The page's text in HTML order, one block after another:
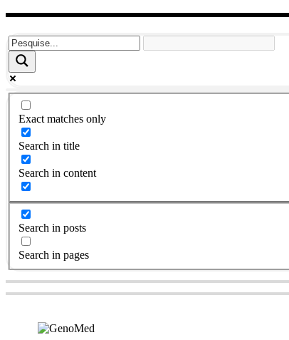
Exact matches only
Search in title
Search in content
Search in posts
Search in pages